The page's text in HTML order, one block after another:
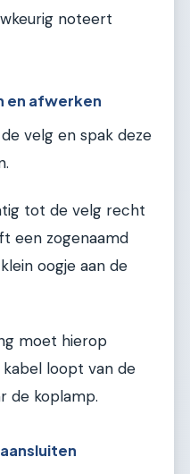
noteert
en afwerken
velg en spak deze
tot de velg recht
een zogenaamd
oogje aan de
moet hierop
loopt van de
de koplamp.